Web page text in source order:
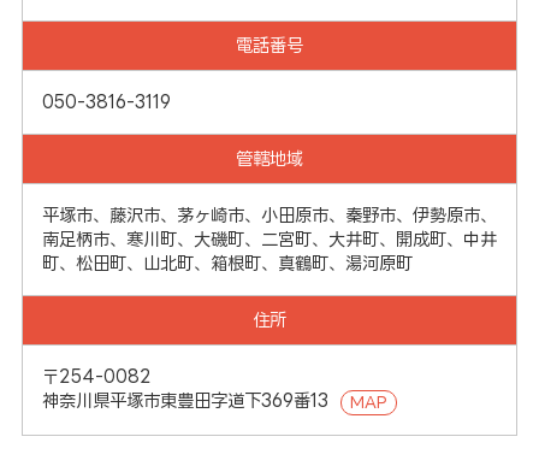
電話番号
050-3816-3119
管轄地域
平塚市、藤沢市、茅ヶ崎市、小田原市、秦野市、伊勢原市、
南足柄市、寒川町、大磯町、二宮町、大井町、開成町、中井
町、松田町、山北町、箱根町、真鶴町、湯河原町
住所
〒254-0082
神奈川県平塚市東豊田字道下369番13
MAP